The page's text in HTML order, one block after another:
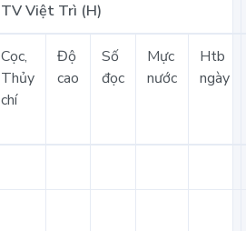
TV Việt Trì (H)
Cọc,
Thủy
chí
Độ
cao
Số
đọc
Mực
nước
Htb
ngày